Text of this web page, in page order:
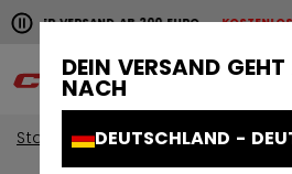
DEIN VERSAND
NACH
DEUTSCHLAND -
Horizontale Bildlaufanimation
VERSAND AB 200 EUROKOSTENLOSE
KOSTENLOSER VERSAND AB 200
Start